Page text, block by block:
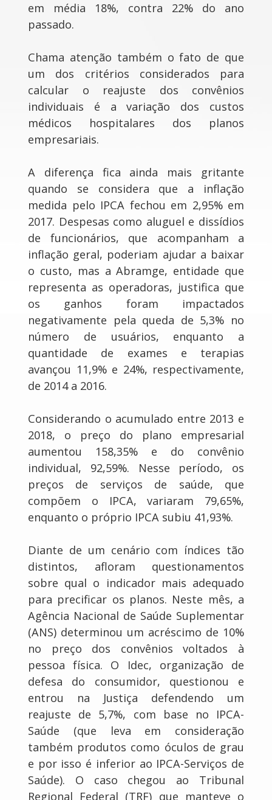
em média 18%, contra 22% do ano
passado.
Chama atenção também o fato de que
um dos critérios considerados para
calcular o reajuste dos convênios
individuais é a variação dos custos
médicos hospitalares dos planos
empresariais.
A diferença fica ainda mais gritante
quando se considera que a inflação
medida pelo IPCA fechou em 2,95% em
2017. Despesas como aluguel e dissídios
de funcionários, que acompanham a
inflação geral, poderiam ajudar a baixar
o custo, mas a Abramge, entidade que
representa as operadoras, justifica que
os ganhos foram impactados
negativamente pela queda de 5,3% no
número de usuários, enquanto a
quantidade de exames e terapias
avançou 11,9% e 24%, respectivamente,
de 2014 a 2016.
Considerando o acumulado entre 2013 e
2018, o preço do plano empresarial
aumentou 158,35% e do convênio
individual, 92,59%. Nesse período, os
preços de serviços de saúde, que
compõem o IPCA, variaram 79,65%,
enquanto o próprio IPCA subiu 41,93%.
Diante de um cenário com índices tão
distintos, afloram questionamentos
sobre qual o indicador mais adequado
para precificar os planos. Neste mês, a
Agência Nacional de Saúde Suplementar
(ANS) determinou um acréscimo de 10%
no preço dos convênios voltados à
pessoa física. O Idec, organização de
defesa do consumidor, questionou e
entrou na Justiça defendendo um
reajuste de 5,7%, com base no IPCA-
Saúde (que leva em consideração
também produtos como óculos de grau
e por isso é inferior ao IPCA-Serviços de
Saúde). O caso chegou ao Tribunal
Regional Federal (TRF) que manteve o